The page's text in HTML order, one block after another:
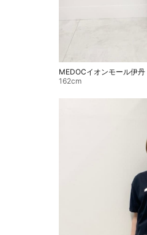
MEDOCイオンモール伊丹
162cm